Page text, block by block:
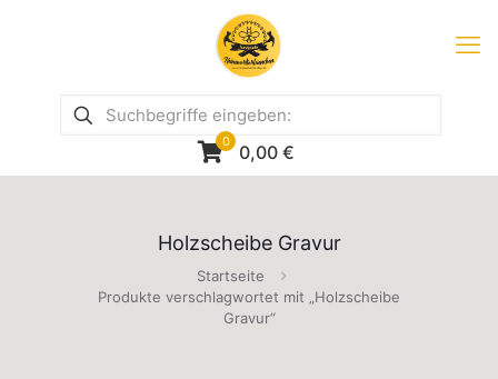
0 0,00 €
Holzscheibe Gravur
Startseite
Produkte verschlagwortet mit „Holzscheibe
Gravur“